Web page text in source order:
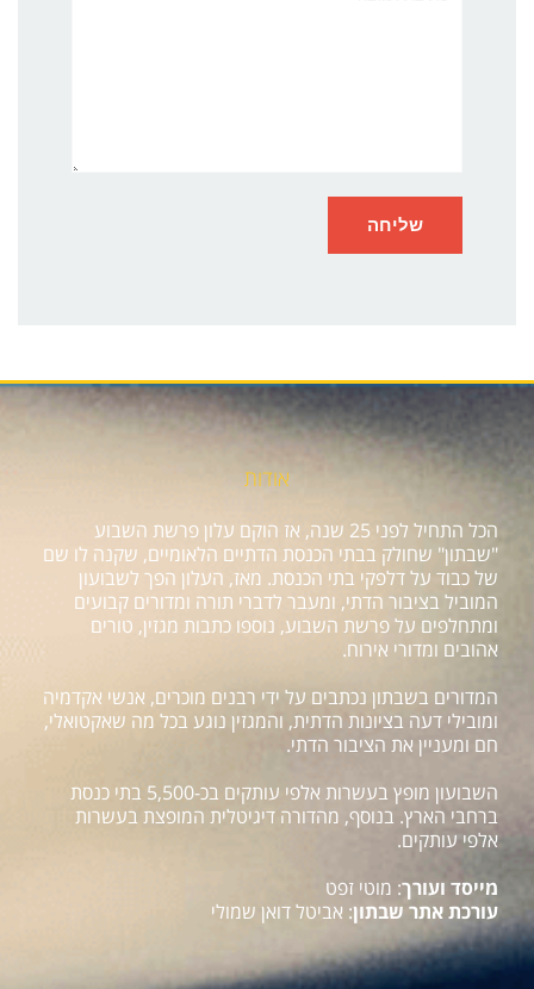
אודות
הכל התחיל לפני 25 שנה, אז הוקם עלון פרשת השבוע
"שבתון" שחולק בבתי הכנסת הדתיים הלאומיים, שקנה לו שם
של כבוד על דלפקי בתי הכנסת. מאז, העלון הפך לשבועון
המוביל בציבור הדתי, ומעבר לדברי תורה ומדורים קבועים
ומתחלפים על פרשת השבוע, נוספו כתבות מגזין, טורים
אהובים ומדורי אירוח.
המדורים בשבתון נכתבים על ידי רבנים מוכרים, אנשי אקדמיה
ומובילי דעה בציונות הדתית, והמגזין נוגע בכל מה שאקטואלי,
חם ומעניין את הציבור הדתי.
השבועון מופץ בעשרות אלפי עותקים בכ-5,500 בתי כנסת
ברחבי הארץ. בנוסף, מהדורה דיגיטלית המופצת בעשרות
אלפי עותקים.
מייסד ועורך: מוטי זפט
עורכת אתר שבתון: אביטל דואן שמולי